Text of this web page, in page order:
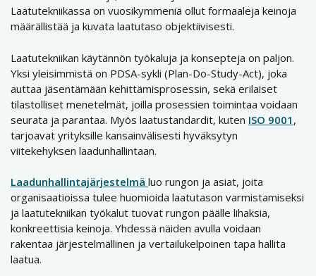
Laatutekniikassa on vuosikymmeniä ollut formaaleja keinoja
määrällistää ja kuvata laatutaso objektiivisesti.
Laatutekniikan käytännön työkaluja ja konsepteja on paljon.
Yksi yleisimmistä on PDSA-sykli (Plan-Do-Study-Act), joka
auttaa jäsentämään kehittämisprosessin, sekä erilaiset
tilastolliset menetelmät, joilla prosessien toimintaa voidaan
seurata ja parantaa. Myös laatustandardit, kuten ISO 9001 ,
tarjoavat yrityksille kansainvälisesti hyväksytyn
viitekehyksen laadunhallintaan.
Laadunhallintajärjestelmä luo rungon ja asiat, joita
organisaatioissa tulee huomioida laatutason varmistamiseksi
ja laatutekniikan työkalut tuovat rungon päälle lihaksia,
konkreettisia keinoja. Yhdessä näiden avulla voidaan
rakentaa järjestelmällinen ja vertailukelpoinen tapa hallita
laatua.